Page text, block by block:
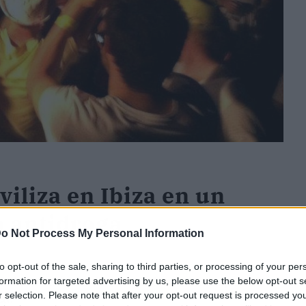
Not Process My Personal Information
opt-out of the sale, sharing to third parties, or processing of your
for targeted advertising by us, please use the below opt-out
selection. Please note that after your opt-out request is processed
en Ibiza en un
antidroga
la mañana de este miércoles un operativo
.